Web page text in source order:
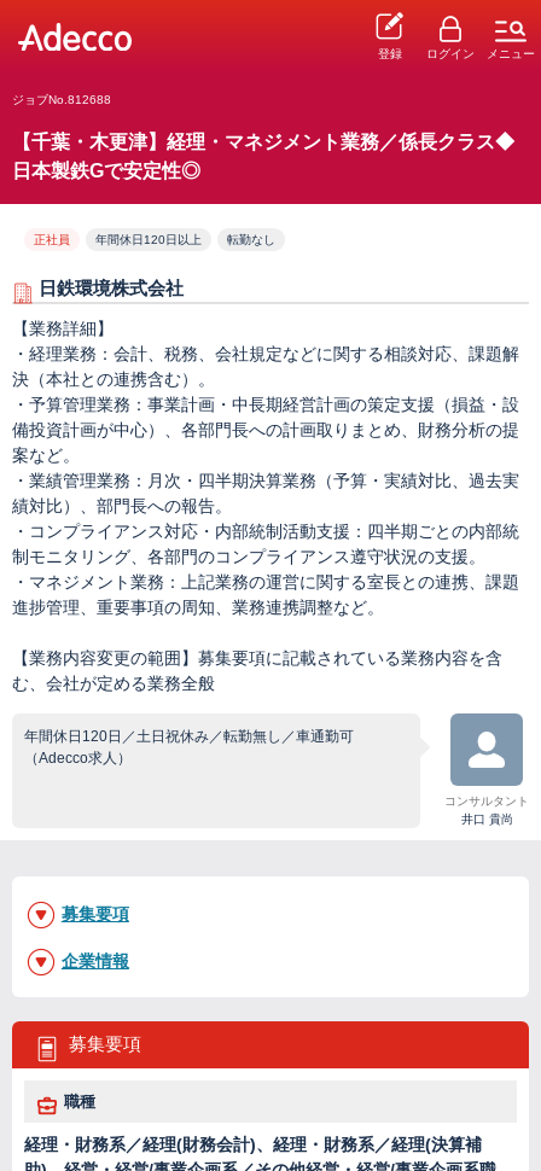
登録 ログイン メニュー
ジョブNo.812688
【千葉・木更津】経理・マネジメント業務／係長クラス◆
日本製鉄Gで安定性◎
正社員 年間休日120日以上 転勤なし
日鉄環境株式会社
【業務詳細】
・経理業務：会計、税務、会社規定などに関する相談対応、課題解
決（本社との連携含む）。
・予算管理業務：事業計画・中長期経営計画の策定支援（損益・設
備投資計画が中心）、各部門長への計画取りまとめ、財務分析の提
案など。
・業績管理業務：月次・四半期決算業務（予算・実績対比、過去実
績対比）、部門長への報告。
・コンプライアンス対応・内部統制活動支援：四半期ごとの内部統
制モニタリング、各部門のコンプライアンス遵守状況の支援。
・マネジメント業務：上記業務の運営に関する室長との連携、課題
進捗管理、重要事項の周知、業務連携調整など。
【業務内容変更の範囲】募集要項に記載されている業務内容を含
む、会社が定める業務全般
年間休日120日／土日祝休み／転勤無し／車通勤可
（Adecco求人）
コンサルタント
井口 貴尚
募集要項
職種
経理・財務系／経理(財務会計)、経理・財務系／経理(決算補
募集要項
企業情報